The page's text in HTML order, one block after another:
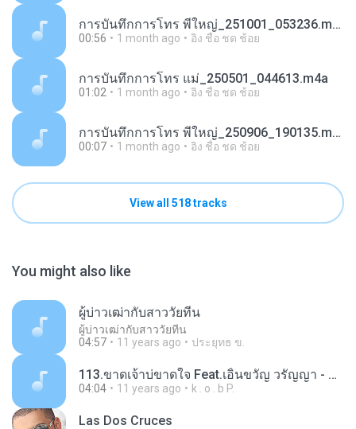
การ​บันทึก​การ​โทร พี่ใหญ่_251001_053236.m4a
00:56 1 month ago อิง ชื่อ ชด ช้อย
การ​บันทึก​การ​โทร แม่_250501_044613.m4a
01:02 1 month ago อิง ชื่อ ชด ช้อย
การ​บันทึก​การ​โทร พี่ใหญ่_250906_190135.m4a
00:07 1 month ago อิง ชื่อ ชด ช้อย
View all 518 tracks
You might also like
ผู้บ่าวเฒ่ากับสาววัยทีน
ผู้บ่าวเฒ่ากับสาววัยทีน
04:57
11 years ago ประยุทธ ข.
113.ขาดเจ้าบ่ขาดใจ Feat.เอิ้นขวัญ วรัญญา - ศิริพร อำไพพงษ์.mp3
04:04 11 years ago k . o . b P.
Las Dos Cruces